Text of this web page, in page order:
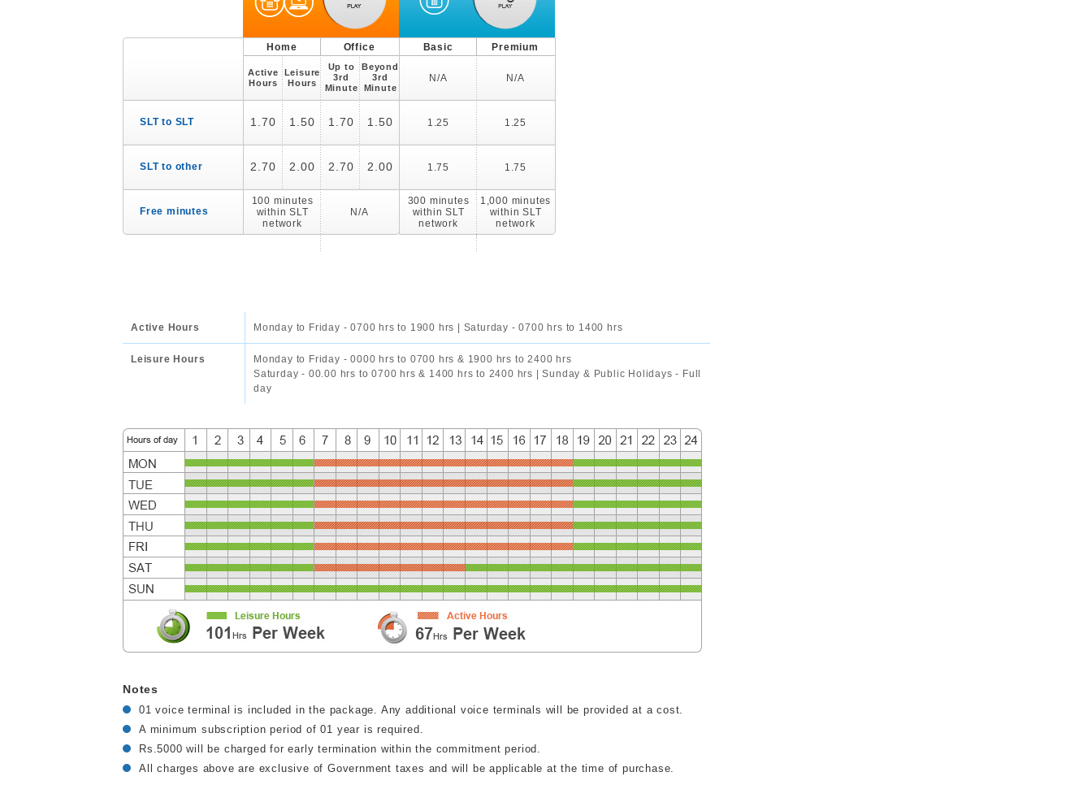
SLT to SLT
SLT to other
Free minutes
Home Office
Active
Hours
Leisure
Hours
Up to
3rd
Minute
Beyond
3rd
Minute
1.70 1.50 1.70 1.50
2.70 2.00 2.70 2.00
100 minutes
within SLT
network
N/A
Basic Premium
N/A N/A
1.25 1.25
1.75 1.75
300 minutes
within SLT
network
1,000 minutes
within SLT
network
Active Hours Monday to Friday - 0700 hrs to 1900 hrs | Saturday - 0700 hrs to 1400 hrs
Leisure Hours
Monday to Friday - 0000 hrs to 0700 hrs & 1900 hrs to 2400 hrs
Saturday - 00.00 hrs to 0700 hrs & 1400 hrs to 2400 hrs | Sunday & Public Holidays - Full
day
Notes
01 voice terminal is included in the package. Any additional voice terminals will be provided at a cost.
A minimum subscription period of 01 year is required.
Rs.5000 will be charged for early termination within the commitment period.
All charges above are exclusive of Government taxes and will be applicable at the time of purchase.